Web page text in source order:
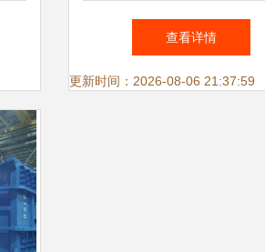
现工业之美与建筑之魂
查看详情
更新时间：2026-08-06 21:37:59